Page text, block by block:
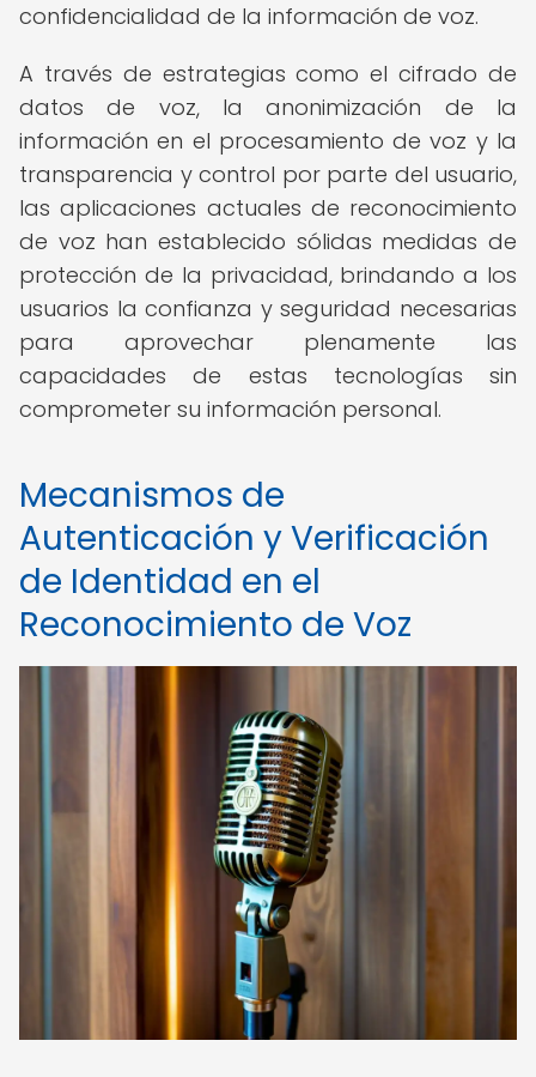
confidencialidad de la información de voz.
A través de estrategias como el cifrado de
datos de voz, la anonimización de la
información en el procesamiento de voz y la
transparencia y control por parte del usuario,
las aplicaciones actuales de reconocimiento
de voz han establecido sólidas medidas de
protección de la privacidad, brindando a los
usuarios la confianza y seguridad necesarias
para aprovechar plenamente las
capacidades de estas tecnologías sin
comprometer su información personal.
Mecanismos de
Autenticación y Verificación
de Identidad en el
Reconocimiento de Voz